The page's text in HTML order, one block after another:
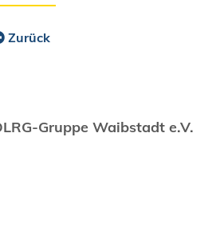
Zurück
Gruppe Waibstadt e.V.